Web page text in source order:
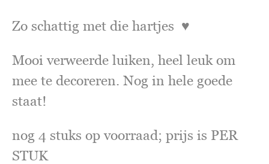
Zo schattig met die hartjes ♥
Mooi verweerde luiken, heel leuk om
mee te decoreren. Nog in hele goede
staat!
nog 4 stuks op voorraad; prijs is PER
STUK